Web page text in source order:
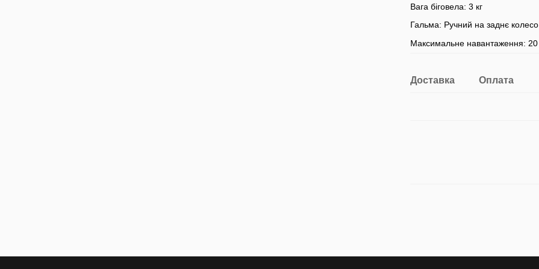
Вага біговела: 3 кг
Гальма: Ручний на заднє колесо
Максимальне навантаження: 20
Доставка Оплата